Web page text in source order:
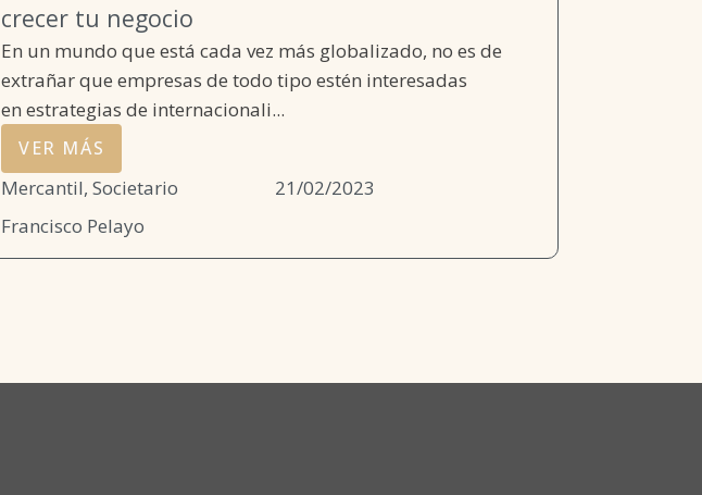
crecer tu negocio
En un mundo que está cada vez más globalizado, no es de
extrañar que empresas de todo tipo estén interesadas
en estrategias de internacionali...
VER MÁS
Mercantil, Societario
21/02/2023
Francisco Pelayo